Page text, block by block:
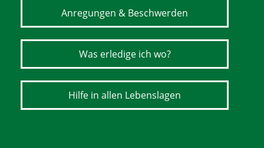
Anregungen & Beschwerden
Was erledige ich wo?
Hilfe in allen Lebenslagen